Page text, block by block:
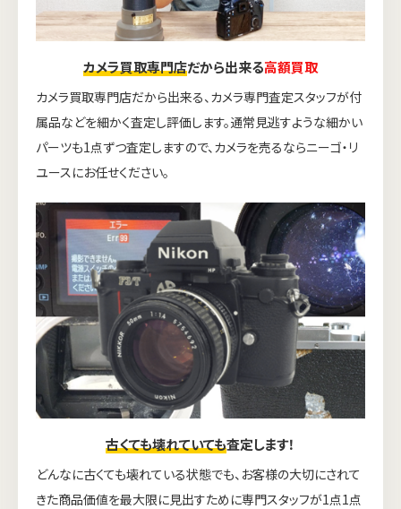
カメラ買取専門店だから出来る高額買取
カメラ買取専門店だから出来る、カメラ専門査定スタッフが付
属品などを細かく査定し評価します。通常見逃すような細かい
パーツも1点ずつ査定しますので、カメラを売るならニーゴ・リ
ユースにお任せください。
古くても壊れていても査定します！
どんなに古くても壊れている状態でも、お客様の大切にされて
きた商品価値を最大限に見出すために専門スタッフが1点1点